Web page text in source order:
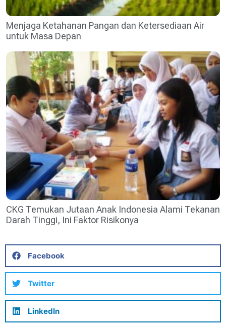
Menjaga Ketahanan Pangan dan Ketersediaan Air
untuk Masa Depan
CKG Temukan Jutaan Anak Indonesia Alami Tekanan
Darah Tinggi, Ini Faktor Risikonya
Facebook
Twitter
LinkedIn